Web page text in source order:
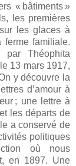
« bâtiments »
les premières
les glaces à
ferme familiale.
Théophita
13 mars 1917,
y découvre la
d’amour à
; une lettre à
les départs de
a conservé de
politiques
où nous
en 1897. Une